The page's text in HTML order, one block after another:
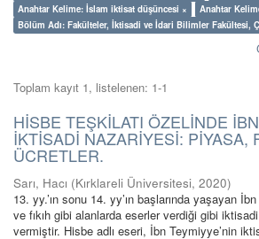
Anahtar Kelime: İslam iktisat düşüncesi ×
Anahtar
Bölüm Adı: Fakülteler, İktisadi ve İdari Bilimler
Toplam kayıt 1, listelenen: 1-1
HİSBE TEŞKİLATI ÖZELİNDE
İKTİSADİ NAZARİYESİ: PİYASA,
ÜCRETLER.
Sarı, Hacı (Kırklareli Üniversitesi, 2020)
13. yy.’ın sonu 14. yy’ın başlarında yaşayan
ve fıkıh gibi alanlarda eserler verdiği gibi
vermiştir. Hisbe adlı eseri, İbn Teymiyye’nin